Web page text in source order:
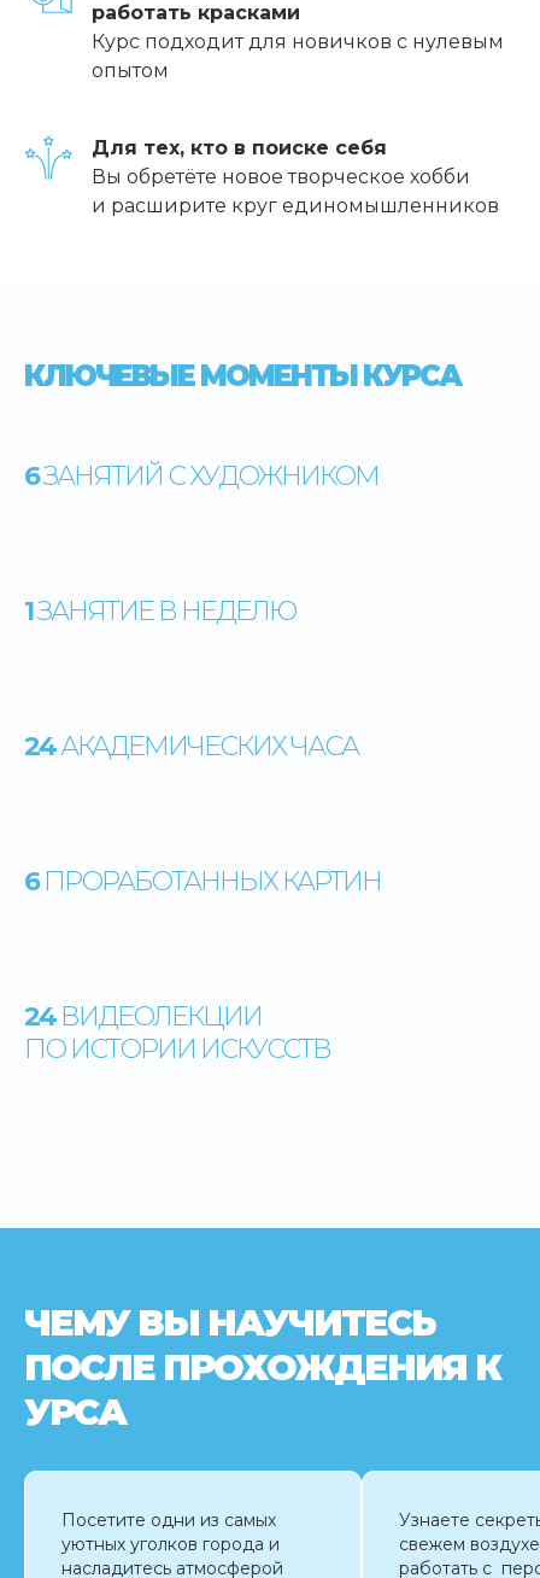
работать красками
Курс подходит для новичков с нулевым
опытом
Для тех, кто в поиске себя
Вы обретёте новое творческое хобби
и расширите круг единомышленников
КЛЮЧЕВЫЕ МОМЕНТЫ КУРСА
6ЗАНЯТИЙ С ХУДОЖНИКОМ
1ЗАНЯТИЕ В НЕДЕЛЮ
24АКАДЕМИЧЕСКИХ ЧАСА
6 ПРОРАБОТАННЫХ КАРТИН
24 ВИДЕОЛЕКЦИИ
ПО ИСТОРИИ ИСКУССТВ
ЧЕМУ ВЫ НАУЧИТЕСЬ
ПОСЛЕ ПРОХОЖДЕНИЯ К
УРСА
Посетите одни из самых
уютных уголков города и
насладитесь атмосферой
Узнаете
свежем
работать с